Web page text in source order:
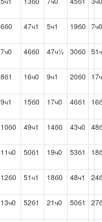
6б0 47ч1 5ч1 19б0 7ч0
7ч0 46б0 47ч½ 30б0
8б1 16ч0 9ч1 20б0
9ч1 15б0 17ч0 46б1
10б0 49ч1 14б0 43ч0
11ч0 50б1 19ч0 53б1
12б0 51ч1 18б0 48ч1
13ч0 52б1 21ч0 50б1